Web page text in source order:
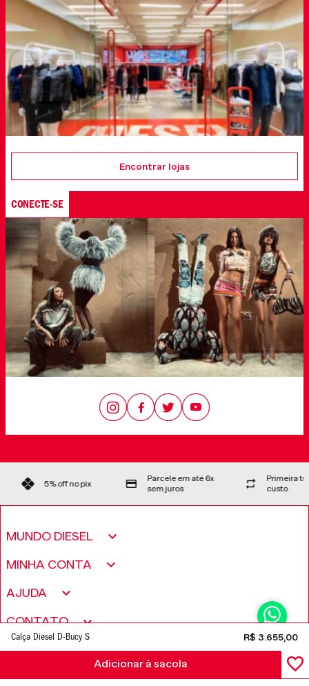
Calça Diesel D-Bucy S R$ 3.655,00
Adicionar à sacola
Encontrar lojas
CONECTE-SE
5% off no pix
Parcele em até 6x
sem juros
Primeira
custo
MUNDO DIESEL
Sobre nós
MINHA CONTA
Meus pedidos
Wishlist
AJUDA
Encontre uma loja
Perguntas frequentes
Seja um revendedor
CONTATO
FORMAS DE PAGAMENTO